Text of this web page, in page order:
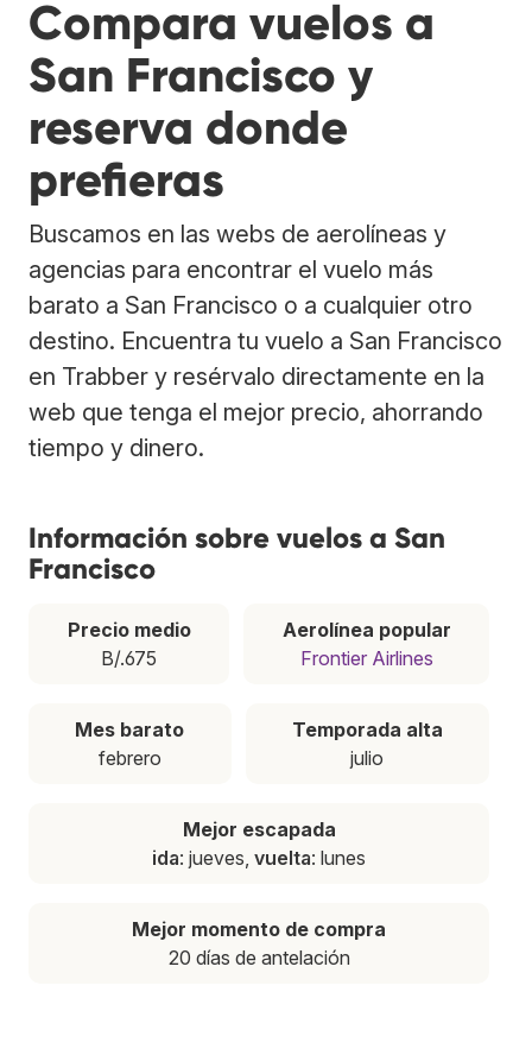
Compara vuelos a
San Francisco y
reserva donde
prefieras
Buscamos en las webs de aerolíneas y
agencias para encontrar el vuelo más
barato a San Francisco o a cualquier otro
destino. Encuentra tu vuelo a San Francisco
en Trabber y resérvalo directamente en la
web que tenga el mejor precio, ahorrando
tiempo y dinero.
Información sobre vuelos a San
Francisco
Precio medio
B/.675
Aerolínea popular
Frontier Airlines
Mes barato
febrero
Temporada alta
julio
Mejor escapada
ida: jueves, vuelta: lunes
Mejor momento de compra
20 días de antelación